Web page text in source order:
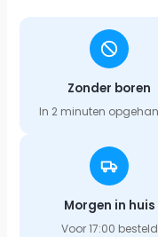
Zonder boren
In 2 minuten
Morgen in huis
Voor 17:00 besteld